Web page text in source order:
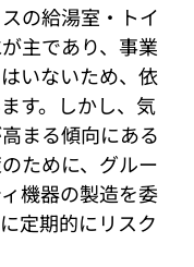
の給湯室・トイ
主であり、事業
いないため、依
す。しかし、気
まる傾向にある
ために、グルー
機器の製造を委
定期的にリスク